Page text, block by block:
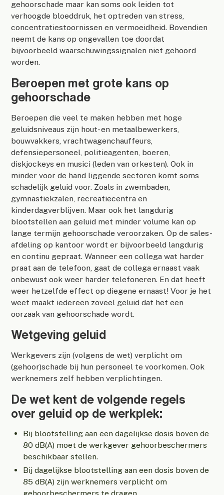
gehoorschade maar kan soms ook leiden tot
verhoogde bloeddruk, het optreden van stress,
concentratiestoornissen en vermoeidheid. Bovendien
neemt de kans op ongevallen toe doordat
bijvoorbeeld waarschuwingssignalen niet gehoord
worden.
Beroepen met grote kans op
gehoorschade
Beroepen die veel te maken hebben met hoge
geluidsniveaus zijn hout- en metaalbewerkers,
bouwvakkers, vrachtwagenchauffeurs,
defensiepersoneel, politieagenten, boeren,
diskjockeys en musici (leden van orkesten). Ook in
minder voor de hand liggende sectoren komt soms
schadelijk geluid voor. Zoals in zwembaden,
gymnastiekzalen, recreatiecentra en
kinderdagverblijven. Maar ook het langdurig
blootstellen aan geluid met minder volume kan op
lange termijn gehoorschade veroorzaken. Op de sales-
afdeling op kantoor wordt er bijvoorbeeld langdurig
en continu gepraat. Wanneer een collega wat harder
praat aan de telefoon, gaat de collega ernaast vaak
onbewust ook weer harder telefoneren. En dat heeft
weer hetzelfde effect op diegene ernaast! Voor je het
weet maakt iedereen zoveel geluid dat het een
oorzaak van gehoorschade wordt.
Wetgeving geluid
Werkgevers zijn (volgens de wet) verplicht om
(gehoor)schade bij hun personeel te voorkomen. Ook
werknemers zelf hebben verplichtingen.
De wet kent de volgende regels
over geluid op de werkplek:
Bij blootstelling aan een dagelijkse dosis boven de
80 dB(A) moet de werkgever gehoorbeschermers
beschikbaar stellen.
Bij dagelijkse blootstelling aan een dosis boven de
85 dB(A) zijn werknemers verplicht om